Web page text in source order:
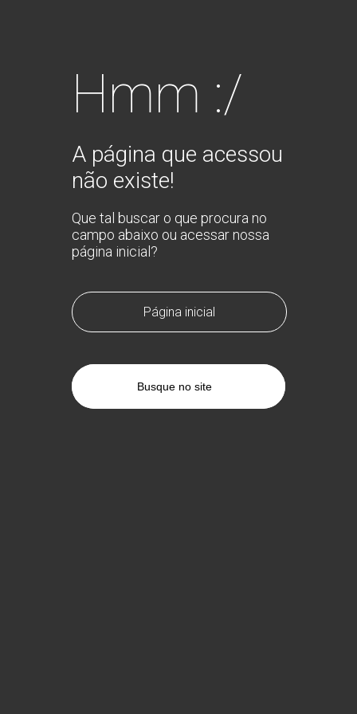
Hmm :/
A página que acessou
não existe!
Que tal buscar o que procura no
campo abaixo ou acessar nossa
página inicial?
Página inicial